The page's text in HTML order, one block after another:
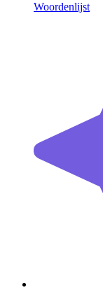
Woordenlijst